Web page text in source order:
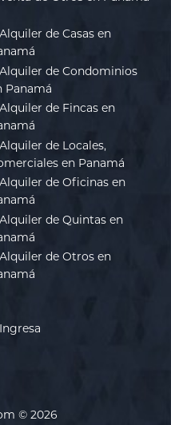
Alquiler de Casas en
Alquiler de Condominios
Panamá
Alquiler de Fincas en
Alquiler de Locales,
en Panamá
Alquiler de Oficinas en
Alquiler de Quintas en
Alquiler de Otros en
Ingresa
© 2026